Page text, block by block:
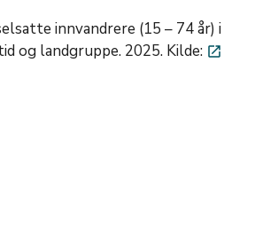
innvandrere (15 – 74 år) i
og landgruppe. 2025. Kilde: launch